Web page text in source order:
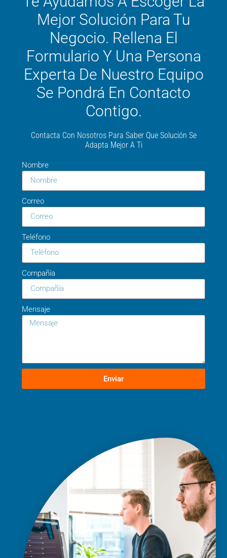
Mejor Solución Para Tu
Negocio. Rellena El
Formulario Y Una Persona
Experta De Nuestro Equipo
Se Pondrá En Contacto
Contigo.
Contacta Con Nosotros Para Saber Que Solución Se
Adapta Mejor A Ti
Nombre
Correo
Teléfono
Compañía
Mensaje
Enviar